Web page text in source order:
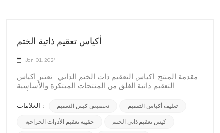
أكياس تعقيم ذاتية الختم
Jan 01, 2024
مقدمة المنتج: أكياس التعقيم ذات الختم الذاتي تعتبر أكياس
التعقيم ذاتية الغلق من المنتجات المبتكرة والأساسية
التعقيم الفعال وتخزين الأدوات واللوازم. تم تصميم هذه
سلامة المتخصصين في الرعاية الصحية والمرضى. الميزات
العلامات : تخصيص كيس التعقيم تغليف أكياس التعقيم
حقيبة تعقيم الأدوات الجراحية كيس تعقيم ذاتي الختم